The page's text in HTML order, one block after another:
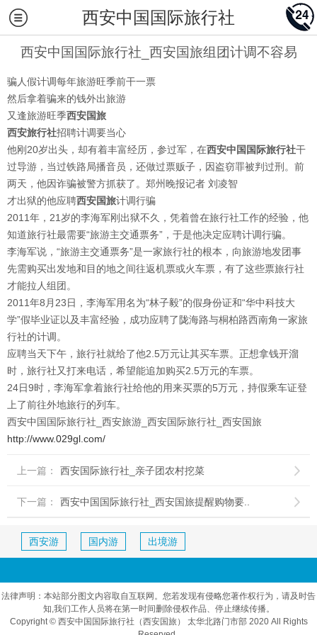
西安中国国际旅行社
西安中国国际旅行社_西安国旅组团计调不容易
骗人假计调每年旅游旺季前干一票
然后拿着骗来的钱外出旅游
又逢旅游旺季西安国旅
西安旅行社招聘计调要当心
他刚20岁出头，却有着丰富经历，参过军，在西安中国国际旅行社干
过导游，当过铁路局播音员，还做过票贩子，因盗窃罪被判过刑。前
两天，他因诈骗被警方抓获了。郑州晚报记者 刘凌智
才出狱的他应聘西安国旅计调行骗
2011年，21岁的李海军刚出狱不久，凭着曾在旅行社工作的经验，他
知道旅行社最需要“旅游主交通票务”，于是他决定应聘计调行骗。
李海军说，“旅游主交通票务”是一家旅行社的根本，向旅游地发团事
先需购买出发地和目的地之间往返机票或火车票，有了这些票旅行社
才能拉人组团。
2011年8月23日，李海军用名为“林子毅”的假身份证和“华中科技大
学”假毕业证以及丰富经验，成功应聘了陇海路与桐柏路西南角一家旅
行社的计调。
应聘当天下午，旅行社就给了他2.5万元让其买车票。正想拿钱开溜
时，旅行社又打来电话，希望能追加购买2.5万元的车票。
24日9时，李海军拿着旅行社给他的用来买票的5万元，持假乘车证登
上了前往外地旅行的列车。
西安中国国际旅行社_西安旅游_西安国际旅行社_西安国旅
http://www.029gl.com/
上一篇： 西安国际旅行社_亲子团农村挖菜 
下一篇： 西安中国国际旅行社_西安国旅提醒购物要.. 
西安游 国内游 出境游
法律声明：本站部分图文内容取自互联网。您若发现有侵略您著作权行为，请及时告
知,我们工作人员将在第一时间删除侵权作品、停止继续传播。
Copyright © 西安中国国际旅行社（西安国旅） 太华北路门市部 2020 All Rights